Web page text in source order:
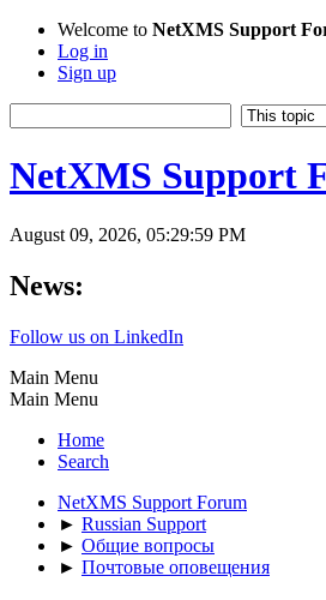
Welcome to NetXMS Support
Log in
Sign up
NetXMS Support
August 09, 2026, 05:29:59 PM
News:
Follow us on LinkedIn
Main Menu
Main Menu
Home
Search
NetXMS Support Forum
► Russian Support
► Общие вопросы
► Почтовые оповещения